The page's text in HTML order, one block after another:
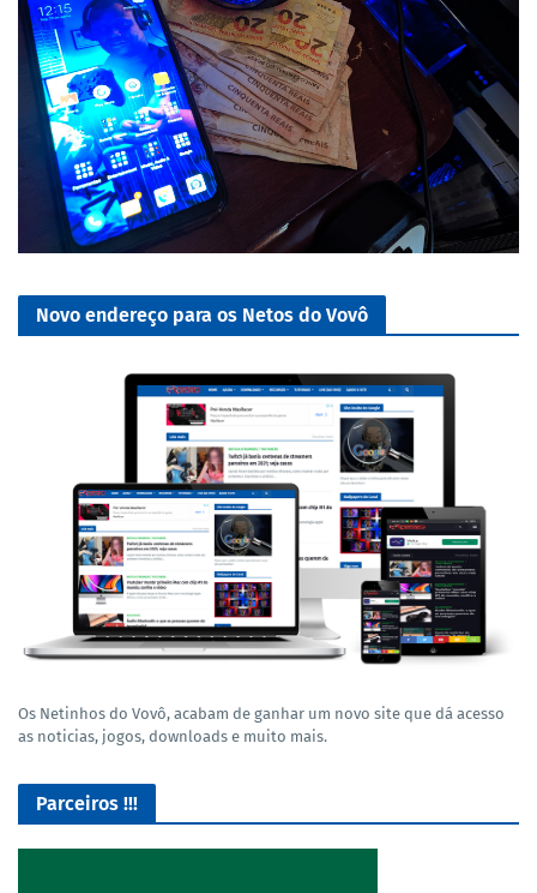
Novo endereço para os Netos do Vovô
Os Netinhos do Vovô, acabam de ganhar um novo site que dá acesso
as noticias, jogos, downloads e muito mais.
Parceiros !!!
O Melhor lugar para adquirir seus mods para o Euro Truck